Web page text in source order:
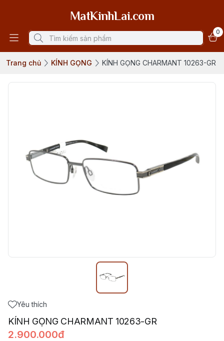
MatKinhLai.com
0
Trang chủ KÍNH GỌNG KÍNH GỌNG CHARMANT 10263-GR
Yêu thích
KÍNH GỌNG CHARMANT 10263-GR
2.900.000đ